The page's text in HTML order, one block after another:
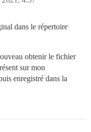
dans le répertoire
obtenir le fichier
sur mon
enregistré dans la